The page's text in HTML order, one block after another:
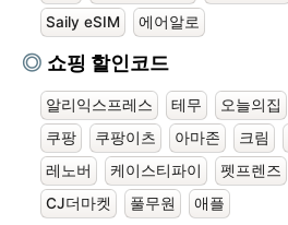
Saily eSIM
에어알로
쇼핑 할인코드
알리익스프레스 테무 오늘의집
쿠팡
쿠팡이츠 아마존 크림
레노버
케이스티파이 펫프렌즈
CJ더마켓
풀무원 애플